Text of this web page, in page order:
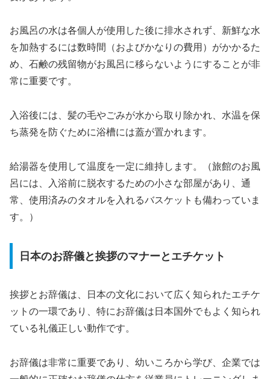
お風呂の水は各個人が使用した後に排水されず、新鮮な水
を加熱するには数時間（およびかなりの費用）がかかるた
め、石鹸の残留物がお風呂に移らないようにすることが非
常に重要です。
入浴後には、髪の毛やごみが水から取り除かれ、水温を保
ち蒸発を防ぐために浴槽には蓋が置かれます。
給湯器を使用して温度を一定に維持します。（旅館のお風
呂には、入浴前に脱衣するための小さな部屋があり、通
常、使用済みのタオルを入れるバスケットも備わっていま
す。）
日本のお辞儀と挨拶のマナーとエチケット
挨拶とお辞儀は、日本の文化において広く知られたエチケ
ットの一環であり、特にお辞儀は日本国外でもよく知られ
ている礼儀正しい動作です。
お辞儀は非常に重要であり、幼いころから学び、企業では